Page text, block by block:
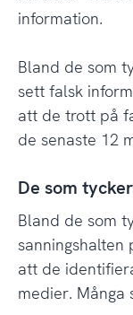
information.
Bland de som
sett falsk
att de trott på
de senaste 12
De som
Bland de som
sanningshalten
att de
medier. Många